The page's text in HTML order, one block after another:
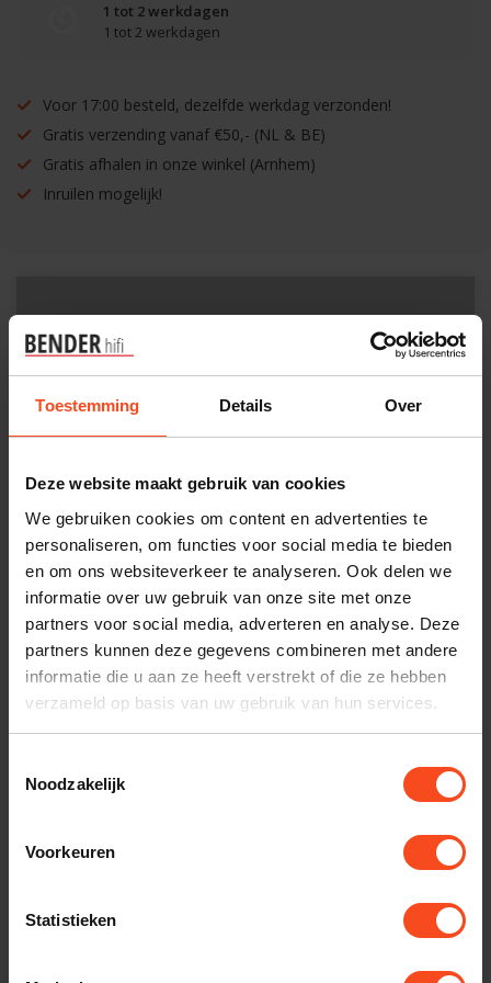
Toestemming Details Over
Deze website maakt gebruik van cookies
We gebruiken cookies om content en advertenties te
personaliseren, om functies voor social media te bieden
en om ons websiteverkeer te analyseren. Ook delen we
informatie over uw gebruik van onze site met onze
partners voor social media, adverteren en analyse. Deze
partners kunnen deze gegevens combineren met andere
informatie die u aan ze heeft verstrekt of die ze hebben
verzameld op basis van uw gebruik van hun services.
Noodzakelijk
Voorkeuren
Statistieken
1 tot 2 werkdagen
1 tot 2 werkdagen
Voor 17:00 besteld, dezelfde werkdag verzonden!
Gratis verzending vanaf €50,- (NL & BE)
Gratis afhalen in onze winkel (Arnhem)
Inruilen mogelijk!
Benieuwd naar dit product?
Plan kosteloos een luisterafspraak. Of heb je hulp
nodig bij je bestelling? Neem contact op met onze
Maak een luisterafspraak
Productomschrijving
Reviews
Specificaties
Gerelateerde producten
REGA
Rega IO